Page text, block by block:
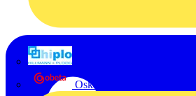
Oskar Böttcher GmbH &